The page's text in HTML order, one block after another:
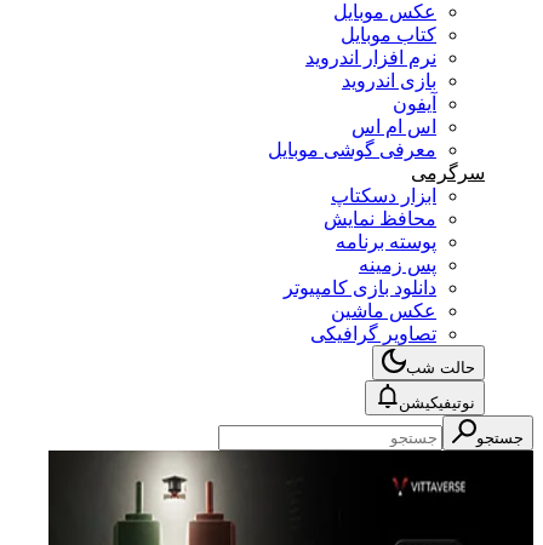
عکس موبایل
کتاب موبایل
نرم افزار اندروید
بازی اندروید
آیفون
اس ام اس
معرفی گوشی موبایل
سرگرمی
ابزار دسکتاپ
محافظ نمایش
پوسته برنامه
پس زمینه
دانلود بازی کامپیوتر
عکس ماشین
تصاویر گرافیکی
حالت شب
نوتیفیکیشن
جستجو